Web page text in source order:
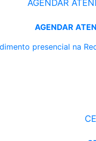
AGENDAR
AGENDAR
presencial na